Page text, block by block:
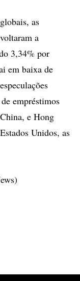
as
a
3,34% por
em baixa de
empréstimos
e Hong
Unidos, as